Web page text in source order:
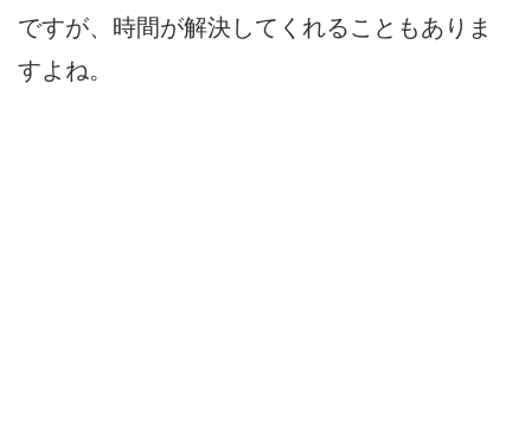
ですが、時間が解決してくれることもありま
すよね。